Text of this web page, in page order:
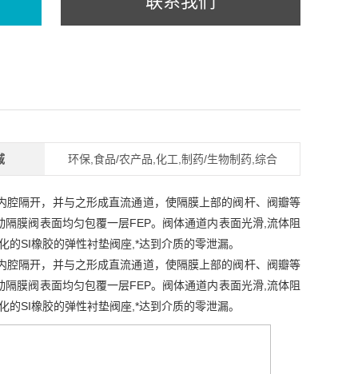
环保,食品/农产品,化工,制药/生物制药,综合
隔开，并与之形成直流通道，使隔膜上部的阀杆、阀瓣等
膜阀表面均匀包覆一层FEP。阀体通道内表面光滑,流体阻
SI橡胶的弹性衬垫阀座,*达到介质的零泄漏。
隔开，并与之形成直流通道，使隔膜上部的阀杆、阀瓣等
膜阀表面均匀包覆一层FEP。阀体通道内表面光滑,流体阻
SI橡胶的弹性衬垫阀座,*达到介质的零泄漏。